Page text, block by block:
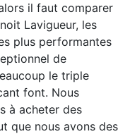
il faut comparer
Lavigueur, les
plus performantes
de
le triple
font. Nous
à acheter des
que nous avons des